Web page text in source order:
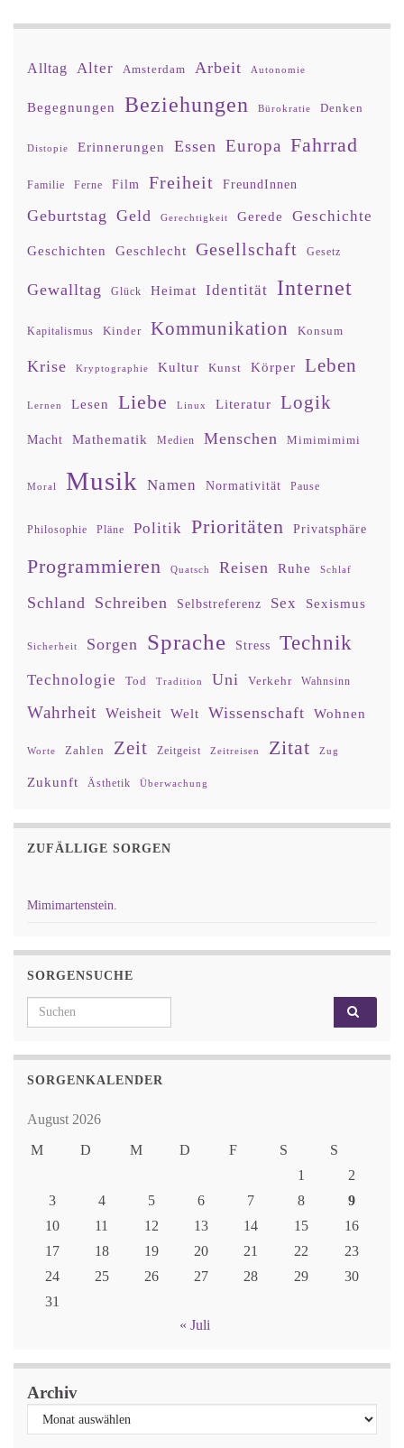
Alltag Alter Amsterdam Arbeit Autonomie
Begegnungen Beziehungen Bürokratie Denken
Distopie Erinnerungen Essen Europa Fahrrad
Familie Ferne Film Freiheit FreundInnen
Geburtstag Geld Gerechtigkeit Gerede Geschichte
Geschichten Geschlecht Gesellschaft Gesetz
Gewalltag Glück Heimat Identität Internet
Kapitalismus Kinder Kommunikation Konsum
Krise Kryptographie Kultur Kunst Körper Leben
Lernen Lesen Liebe Linux Literatur Logik
Macht Mathematik Medien Menschen Mimimimimi
Moral Musik Namen Normativität Pause
Philosophie Pläne Politik Prioritäten Privatsphäre
Programmieren Quatsch Reisen Ruhe Schlaf
Schland Schreiben Selbstreferenz Sex Sexismus
Sicherheit Sorgen Sprache Stress Technik
Technologie Tod Tradition Uni Verkehr Wahnsinn
Wahrheit Weisheit Welt Wissenschaft Wohnen
Worte Zahlen Zeit Zeitgeist Zeitreisen Zitat Zug
Zukunft Ästhetik Überwachung
ZUFÄLLIGE SORGEN
Mimimartenstein.
SORGENSUCHE
Search for:
SORGENKALENDER
August 2026
M
D M D F S
S
1
2
3
4 5 6 7 8
9
10
11 12 13 14 15
16
17
18 19 20 21 22
23
24
25 26 27 28 29
30
31
« Juli
Archiv